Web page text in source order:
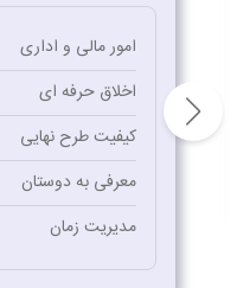
امور مالی و اداری
اخلاق حرفه ای
کیفیت طرح نهایی
معرفی به دوستان
مدیریت زمان